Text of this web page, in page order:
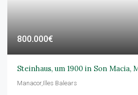
800.000€
Steinhaus, um 1900 in Son Macia,
Manacor,Illes Balears